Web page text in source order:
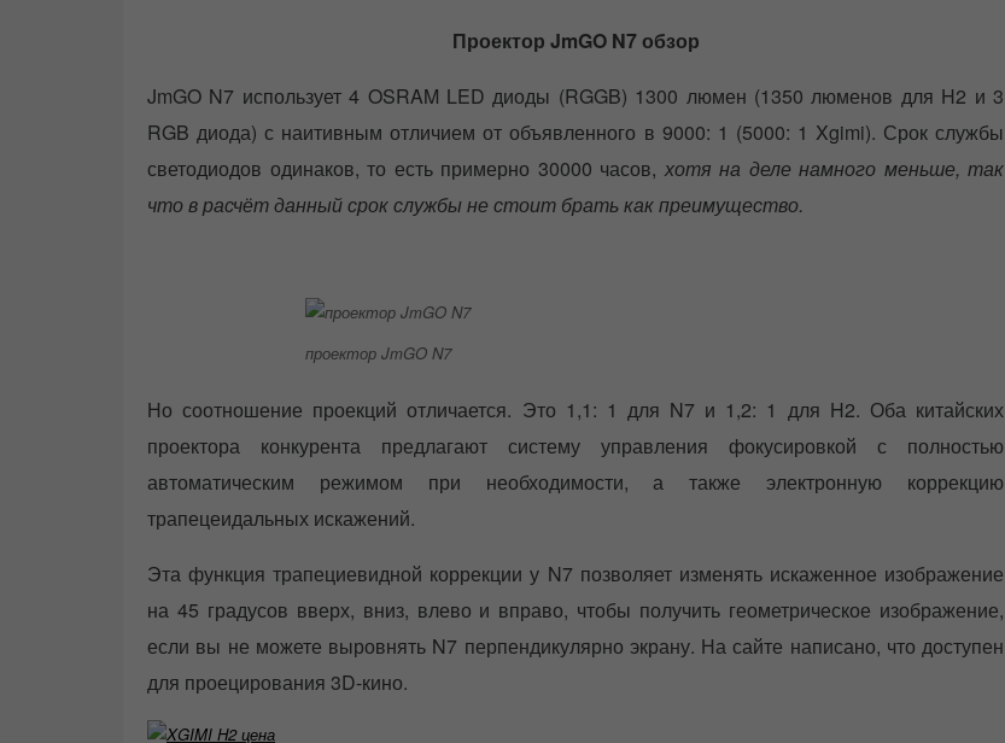
Проектор JmGO N7 обзор
JmGO N7 использует 4 OSRAM LED диоды (RGGB) 1300 люмен (1350 люменов для H2 и 3
RGB диода) с наитивным отличием от объявленного в 9000: 1 (5000: 1 Xgimi). Срок службы
светодиодов одинаков, то есть примерно 30000 часов, хотя на деле намного меньше, так
что в расчёт данный срок службы не стоит брать как преимущество.
проектор JmGO N7
Но соотношение проекций отличается. Это 1,1: 1 для N7 и 1,2: 1 для H2. Оба китайских
проектора конкурента предлагают систему управления фокусировкой с полностью
автоматическим режимом при необходимости, а также электронную коррекцию
трапецеидальных искажений.
Эта функция трапециевидной коррекции у N7 позволяет изменять искаженное изображение
на 45 градусов вверх, вниз, влево и вправо, чтобы получить геометрическое изображение,
если вы не можете выровнять N7 перпендикулярно экрану. На сайте написано, что доступен
для проецирования 3D-кино.